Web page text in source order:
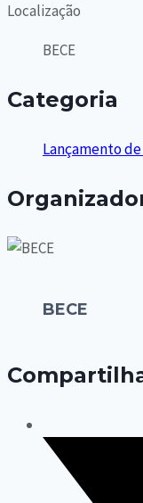
Localização
BECE
Categoria
Lançamento
BECE